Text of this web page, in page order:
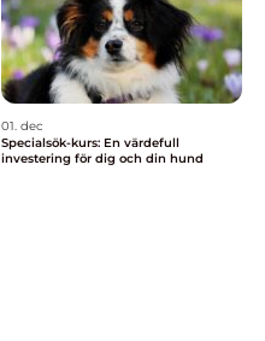
01. dec
Specialsök-kurs: En värdefull
investering för dig och din hund